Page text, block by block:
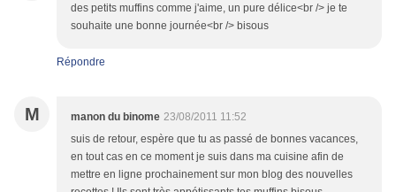
des petits muffins comme j'aime, un pure délice<br /> je te
souhaite une bonne journée<br /> bisous
Répondre
M manon du binome 23/08/2011 11:52
suis de retour, espère que tu as passé de bonnes vacances,
en tout cas en ce moment je suis dans ma cuisine afin de
mettre en ligne prochainement sur mon blog des nouvelles